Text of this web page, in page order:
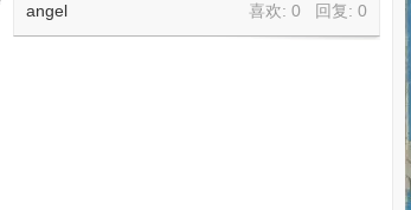
喜欢: 0 回复:0
angel